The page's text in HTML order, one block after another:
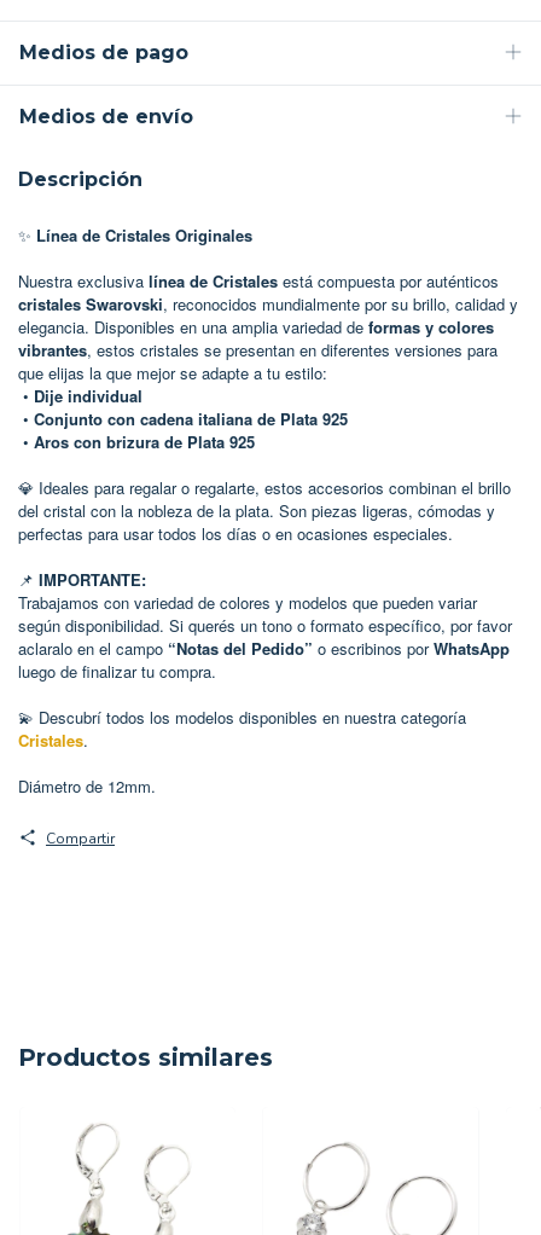
Medios de pago
Medios de envío
Descripción
✨ Línea de Cristales Originales
Nuestra exclusiva línea de Cristales está compuesta por auténticos
cristales Swarovski, reconocidos mundialmente por su brillo, calidad y
elegancia. Disponibles en una amplia variedad de formas y colores
vibrantes, estos cristales se presentan en diferentes versiones para
que elijas la que mejor se adapte a tu estilo:
• Dije individual
• Conjunto con cadena italiana de Plata 925
• Aros con brizura de Plata 925
💎 Ideales para regalar o regalarte, estos accesorios combinan el brillo
del cristal con la nobleza de la plata. Son piezas ligeras, cómodas y
perfectas para usar todos los días o en ocasiones especiales.
📌 IMPORTANTE:
Trabajamos con variedad de colores y modelos que pueden variar
según disponibilidad. Si querés un tono o formato específico, por favor
aclaralo en el campo “Notas del Pedido” o escribinos porWhatsApp
luego de finalizar tu compra.
💫 Descubrí todos los modelos disponibles en nuestra categoría
Cristales.
Diámetro de 12mm.
Compartir
Productos similares